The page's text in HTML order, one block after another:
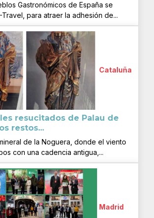
Gastronómicos de España se
para atraer la adhesión de...
Cataluña
resucitados de Palau de
restos...
de la Noguera, donde el viento
con una cadencia antigua,...
Madrid